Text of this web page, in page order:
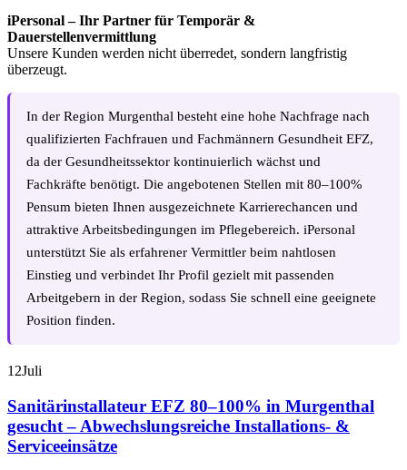
iPersonal – Ihr Partner für Temporär &
Dauerstellenvermittlung
Unsere Kunden werden nicht überredet, sondern langfristig
überzeugt.
In der Region Murgenthal besteht eine hohe Nachfrage nach
qualifizierten Fachfrauen und Fachmännern Gesundheit EFZ,
da der Gesundheitssektor kontinuierlich wächst und
Fachkräfte benötigt. Die angebotenen Stellen mit 80–100%
Pensum bieten Ihnen ausgezeichnete Karrierechancen und
attraktive Arbeitsbedingungen im Pflegebereich. iPersonal
unterstützt Sie als erfahrener Vermittler beim nahtlosen
Einstieg und verbindet Ihr Profil gezielt mit passenden
Arbeitgebern in der Region, sodass Sie schnell eine geeignete
Position finden.
12Juli
Sanitärinstallateur EFZ 80–100% in Murgenthal
gesucht – Abwechslungsreiche Installations- &
Serviceeinsätze